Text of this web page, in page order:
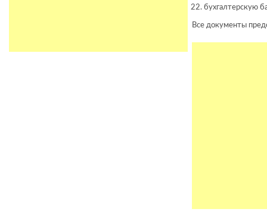
бухгалтерскую
Все документы